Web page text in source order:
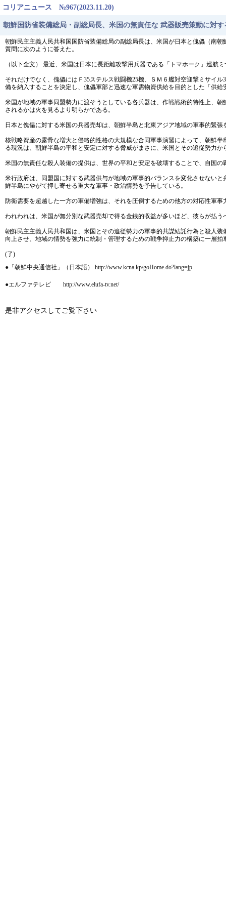
コリアニュース №967(2023.11.20)
朝鮮国防省装備総局・副総局長、米国の無責任な 武器販売策動に対
朝鮮民主主義人民共和国国防省装備総局の副総局長は、米国が日本と傀儡（南
質問に次のように答えた。
（以下全文） 最近、米国は日本に長距離攻撃用兵器である「トマホーク」巡航
それだけでなく、傀儡にはＦ35ステルス戦闘機25機、ＳＭ６艦対空迎撃ミサイ
備を納入することを決定し、傀儡軍部と迅速な軍需物資供給を目的とした「供
米国が地域の軍事同盟勢力に渡そうとしている各兵器は、作戦戦術的特性上、
されるかは火を見るより明らかである。
日本と傀儡に対する米国の兵器売却は、朝鮮半島と北東アジア地域の軍事的緊
核戦略資産の露骨な増大と侵略的性格の大規模な合同軍事演習によって、朝鮮
る現況は、朝鮮半島の平和と安定に対する脅威がまさに、米国とその追従勢力
米国の無責任な殺人装備の提供は、世界の平和と安定を破壊することで、自国
米行政府は、同盟国に対する武器供与が地域の軍事的バランスを変化させない
鮮半島にやがて押し寄せる重大な軍事・政治情勢を予告している。
防衛需要を超越した一方の軍備増強は、それを圧倒するための他方の対応性軍
われわれは、米国が無分別な武器売却で得る金銭的収益が多いほど、彼らが払
朝鮮民主主義人民共和国は、米国とその追従勢力の軍事的共謀結託行為と殺人
向上させ、地域の情勢を強力に統制・管理するための戦争抑止力の構築に一層拍
(了)
●「朝鮮中央通信社」（日本語） http://www.kcna.kp/goHome.do?lang=jp
●エルファテレビ http://www.elufa-tv.net/
是非アクセスしてご覧下さい